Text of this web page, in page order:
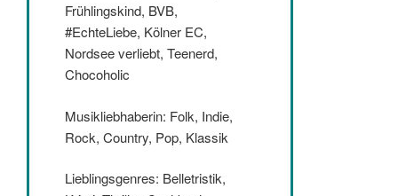
Frühlingskind, BVB,
#EchteLiebe, Kölner EC,
Nordsee verliebt, Teenerd,
Chocoholic
Musikliebhaberin: Folk, Indie,
Rock, Country, Pop, Klassik
Lieblingsgenres: Belletristik,